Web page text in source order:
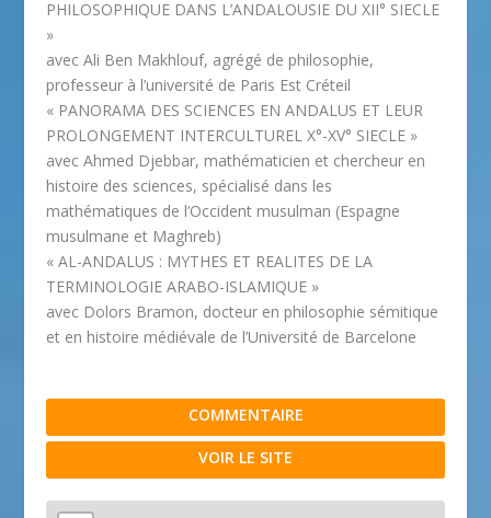
PHILOSOPHIQUE DANS L’ANDALOUSIE DU XII° SIECLE
»
avec Ali Ben Makhlouf, agrégé de philosophie,
professeur à l’université de Paris Est Créteil
« PANORAMA DES SCIENCES EN ANDALUS ET LEUR
PROLONGEMENT INTERCULTUREL X°-XV° SIECLE »
avec Ahmed Djebbar, mathématicien et chercheur en
histoire des sciences, spécialisé dans les
mathématiques de l’Occident musulman (Espagne
musulmane et Maghreb)
« AL-ANDALUS : MYTHES ET REALITES DE LA
TERMINOLOGIE ARABO-ISLAMIQUE »
avec Dolors Bramon, docteur en philosophie sémitique
et en histoire médiévale de l’Université de Barcelone
COMMENTAIRE
VOIR LE SITE